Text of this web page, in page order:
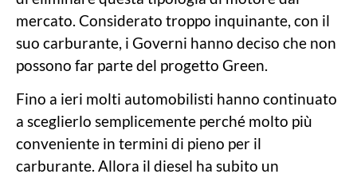
mercato. Considerato troppo inquinante, con il
suo carburante, i Governi hanno deciso che non
possono far parte del progetto Green.
Fino a ieri molti automobilisti hanno continuato
a sceglierlo semplicemente perché molto più
conveniente in termini di pieno per il
carburante. Allora il diesel ha subito un